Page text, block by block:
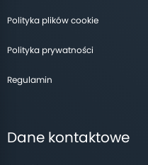
Polityka plików cookie
Polityka prywatności
Regulamin
Dane kontaktowe